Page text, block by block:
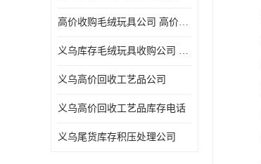
高价收购毛绒玩具公司 高价回收库存积压 回收库存 二手勿扰
义乌库存毛绒玩具收购公司 高价回收库存积压 义乌市永峰贸易商行
义乌高价回收工艺品公司
义乌高价回收工艺品库存电话
义乌尾货库存积压处理公司